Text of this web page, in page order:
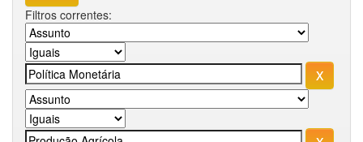
Filtros correntes: